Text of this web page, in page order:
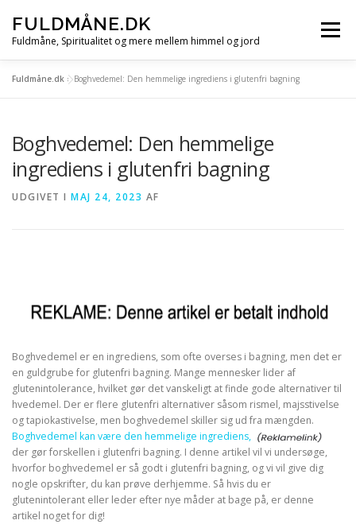
indhold
FULDMÅNE.DK
Fuldmåne, Spiritualitet og mere mellem himmel og jord
Menu
MÅNE, SOL OG STJERNER ALLE ARTIKLER
Fuldmåne.dk »Boghvedemel: Den hemmelige ingrediens i glutenfri bagning
Boghvedemel: Den hemmelige
ingrediens i glutenfri bagning
UDGIVET I MAJ 24, 2023 AF
Boghvedemel er en ingrediens, som ofte overses i bagning, men det er
en guldgrube for glutenfri bagning. Mange mennesker lider af
glutenintolerance, hvilket gør det vanskeligt at finde gode alternativer til
hvedemel. Der er flere glutenfri alternativer såsom rismel, majsstivelse
og tapiokastivelse, men boghvedemel skiller sig ud fra mængden.
Boghvedemel kan være den hemmelige ingrediens,
der gør forskellen i glutenfri bagning. I denne artikel vil vi undersøge,
hvorfor boghvedemel er så godt i glutenfri bagning, og vi vil give dig
nogle opskrifter, du kan prøve derhjemme. Så hvis du er
glutenintolerant eller leder efter nye måder at bage på, er denne
artikel noget for dig!